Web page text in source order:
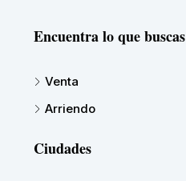
Encuentra lo que buscas
Venta
Arriendo
Ciudades